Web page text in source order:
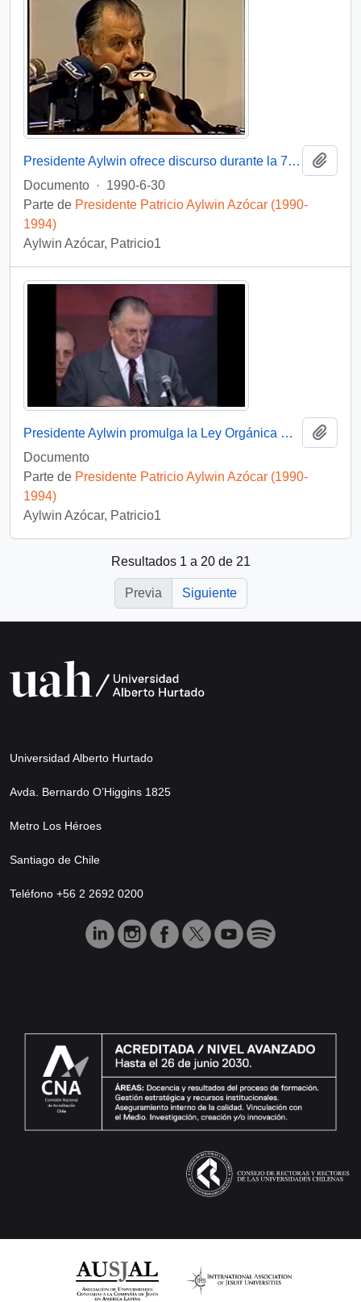
Presidente Aylwin ofrece discurso durante la 7° Jornada de Regionalización : video
Documento · 1990-6-30
Parte de Presidente Patricio Aylwin Azócar (1990-
1994)
Aylwin Azócar, Patricio1
Presidente Aylwin promulga la Ley Orgánica Constitucional de Regionalización: video
Documento
Parte de Presidente Patricio Aylwin Azócar (1990-
1994)
Aylwin Azócar, Patricio1
Resultados 1 a 20 de 21
Previa Siguiente
Universidad Alberto Hurtado
Avda. Bernardo O’Higgins 1825
Metro Los Héroes
Santiago de Chile
Teléfono +56 2 2692 0200